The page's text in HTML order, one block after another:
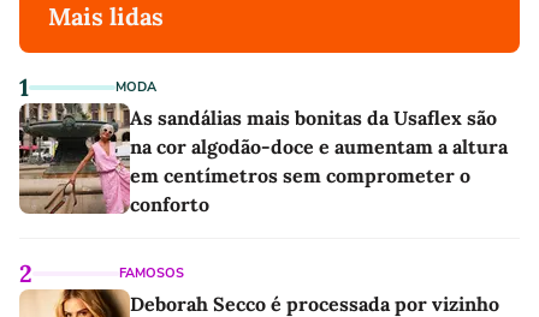
Mais lidas
1 MODA
As sandálias mais bonitas da Usaflex são
na cor algodão-doce e aumentam a altura
em centímetros sem comprometer o
conforto
2 FAMOSOS
Deborah Secco é processada por vizinho